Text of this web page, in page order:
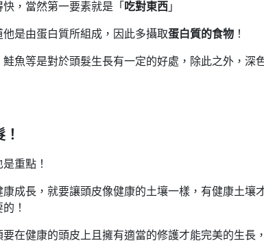
，當然第一要素就是「 吃對東西 」
他是由蛋白質所組成，因此多攝取蛋白質的食物 ！
魚等是對於頭髮生長有一定的好處，除此之外，深
重點！
成長，就要讓頭皮像健康的土壤一樣，有健康土壤
！
在健康的頭皮上且擁有適當的修護才能完美的生長